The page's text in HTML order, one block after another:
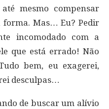
mesmo compensar
forma. Mas… Eu? Pedir
incomodado com a
que está errado! Não
bem, eu exagerei,
desculpas…
de buscar um alívio